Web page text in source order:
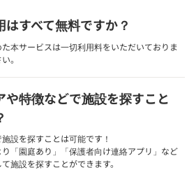
すべて無料ですか？
本サービスは一切利用料をいただいておりま
。
や特徴などで施設を探すこと
設を探すことは可能です！
「園庭あり」「保護者向け連絡アプリ」など
施設を探すことができます。